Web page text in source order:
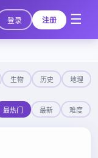
登录 注册 ☰
生物 历史 地理
最热门 最新 难度